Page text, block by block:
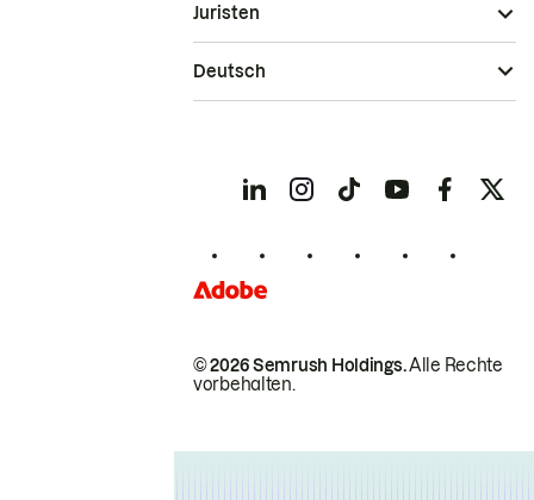
© 2026 Semrush Holdings.Alle Rechte
vorbehalten.
Juristen
Deutsch